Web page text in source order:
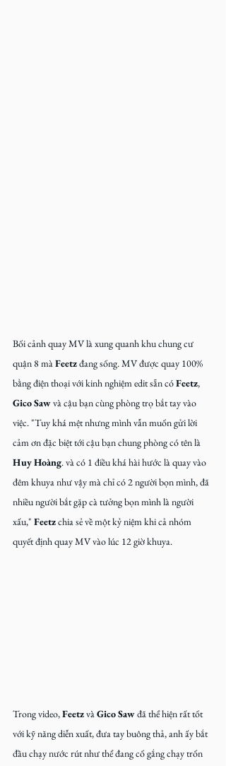
Bối cảnh quay MV là xung quanh khu chung cư
quận 8 mà Feetz đang sống. MV được quay 100%
bằng điện thoại với kinh nghiệm edit sẵn có Feetz,
Gico Saw và cậu bạn cùng phòng trọ bắt tay vào
việc. "Tuy khá mệt nhưng mình vẫn muốn gửi lời
cảm ơn đặc biệt tới cậu bạn chung phòng có tên là
Huy Hoàng. và có 1 điều khá hài hước là quay vào
đêm khuya như vậy mà chỉ có 2 người bọn mình, đã
nhiều người bắt gặp cà tưởng bọn mình là người
xấu," Feetz chia sẻ về một kỷ niệm khi cả nhóm
quyết định quay MV vào lúc 12 giờ khuya.
Trong video, Feetz và Gico Saw đã thể hiện rất tốt
với kỹ năng diễn xuất, đưa tay buông thả, anh ấy bắt
đầu chạy nước rút như thể đang cố gắng chạy trốn